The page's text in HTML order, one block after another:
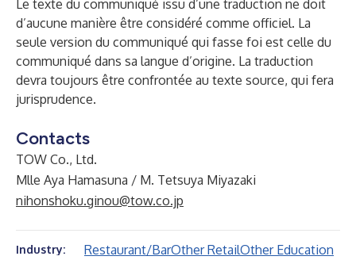
Le texte du communiqué issu d’une traduction ne doit
d’aucune manière être considéré comme officiel. La
seule version du communiqué qui fasse foi est celle du
communiqué dans sa langue d’origine. La traduction
devra toujours être confrontée au texte source, qui fera
jurisprudence.
Contacts
TOW Co., Ltd.
Mlle Aya Hamasuna / M. Tetsuya Miyazaki
nihonshoku.ginou@tow.co.jp
Industry: Restaurant/BarOther RetailOther Education